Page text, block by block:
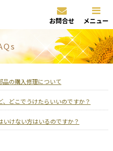
メニュー
お問合せ
品の購入修理について
、どこでうけたらいいのですか？
いけない方はいるのですか？